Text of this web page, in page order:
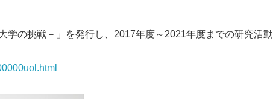
学の挑戦－」を発行し、2017年度～2021年度までの研究活動